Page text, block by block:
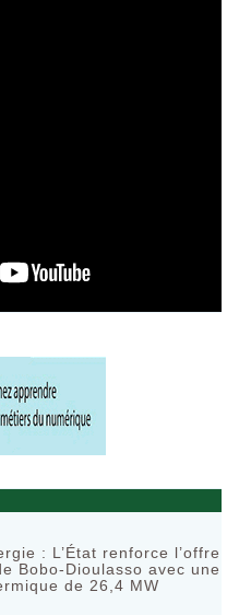
: L’État renforce l’offre
Bobo-Dioulasso avec une
de 26,4 MW